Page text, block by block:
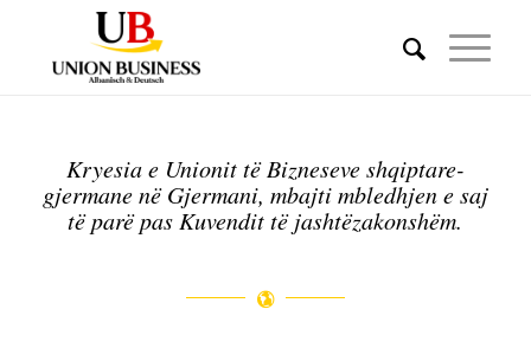
Kryesia e Unionit të Bizneseve shqiptare-
gjermane në Gjermani, mbajti mbledhjen e saj
të parë pas Kuvendit të jashtëzakonshëm.